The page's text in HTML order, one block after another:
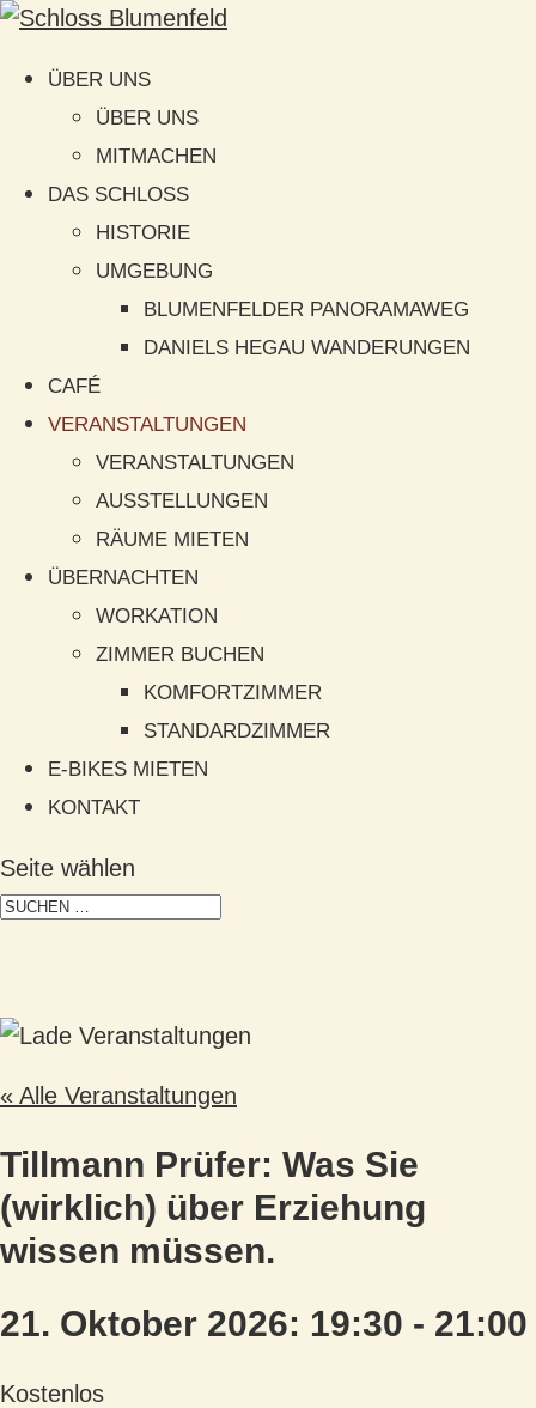
ÜBER UNS
ÜBER UNS
MITMACHEN
DAS SCHLOSS
HISTORIE
UMGEBUNG
BLUMENFELDER PANORAMAWEG
DANIELS HEGAU WANDERUNGEN
CAFÉ
VERANSTALTUNGEN
VERANSTALTUNGEN
AUSSTELLUNGEN
RÄUME MIETEN
ÜBERNACHTEN
WORKATION
ZIMMER BUCHEN
KOMFORTZIMMER
STANDARDZIMMER
E-BIKES MIETEN
KONTAKT
Seite wählen
« Alle Veranstaltungen
Tillmann Prüfer: Was Sie
(wirklich) über Erziehung
wissen müssen.
21. Oktober 2026: 19:30 - 21:00
Kostenlos